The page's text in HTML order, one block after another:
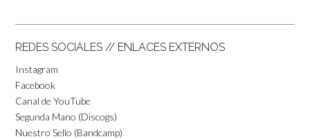
REDES SOCIALES // ENLACES EXTERNOS
Instagram
Facebook
Canal de YouTube
Segunda Mano (Discogs)
Nuestro Sello (Bandcamp)